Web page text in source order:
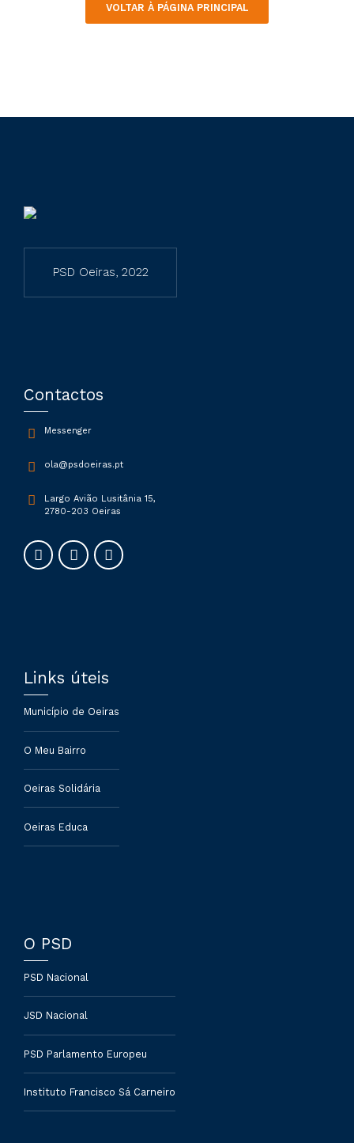
VOLTAR À PÁGINA PRINCIPAL
PSD Oeiras, 2022
Contactos
Messenger
ola@psdoeiras.pt
Largo Avião Lusitânia 15,
2780-203 Oeiras
Links úteis
Município de Oeiras
O Meu Bairro
Oeiras Solidária
Oeiras Educa
O PSD
PSD Nacional
JSD Nacional
PSD Parlamento Europeu
Instituto Francisco Sá Carneiro